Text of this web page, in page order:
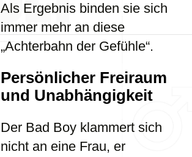
Als Ergebnis binden sie sich
immer mehr an diese
„Achterbahn der Gefühle“.
Persönlicher Freiraum
und Unabhängigkeit
Der Bad Boy klammert sich
nicht an eine Frau, er